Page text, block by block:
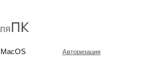
MacOS
Авторизация